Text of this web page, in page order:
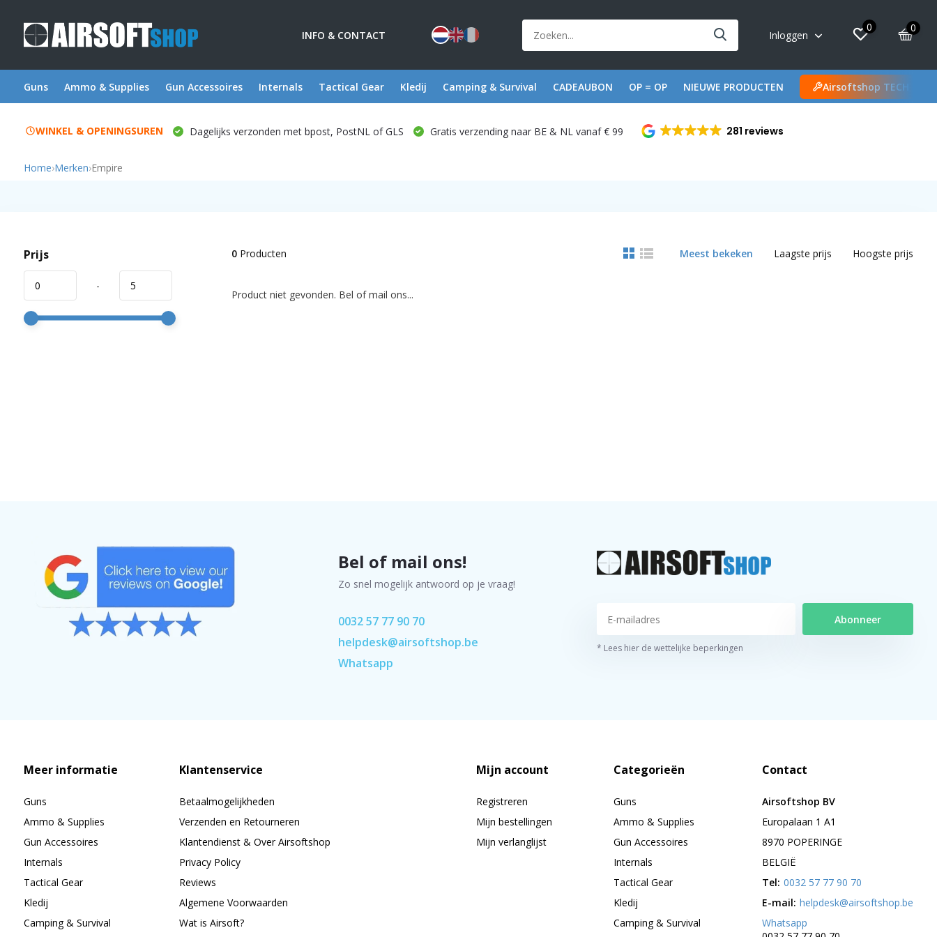
INFO & CONTACT Inloggen
0 0
Guns Ammo & Supplies Gun Accessoires Internals Tactical Gear Kledij Camping & Survival CADEAUBON OP = OP NIEUWE PRODUCTEN Airsoftshop TECH
WINKEL & OPENINGSUREN Dagelijks verzonden met bpost, PostNL of GLS Gratis verzending naar BE & NL vanaf € 99 281 reviews
Home›Merken›Empire
Prijs
-
0Producten Meest bekeken Laagste prijs Hoogste prijs
Product niet gevonden. Bel of mail ons...
Bel of mail ons!
Zo snel mogelijk antwoord op je vraag!
0032 57 77 90 70
helpdesk@airsoftshop.be
Whatsapp
Abonneer
* Lees hier de wettelijke beperkingen
Meer informatie
Guns
Ammo & Supplies
Gun Accessoires
Internals
Tactical Gear
Kledij
Camping & Survival
Klantenservice
Betaalmogelijkheden
Verzenden en Retourneren
Klantendienst & Over Airsoftshop
Privacy Policy
Reviews
Algemene Voorwaarden
Wat is Airsoft?
Mijn account
Registreren
Mijn bestellingen
Mijn verlanglijst
Categorieën
Guns
Ammo & Supplies
Gun Accessoires
Internals
Tactical Gear
Kledij
Camping & Survival
Contact
Airsoftshop BV
Europalaan 1 A1
8970 POPERINGE
BELGIË
Tel: 0032 57 77 90 70
E-mail: helpdesk@airsoftshop.be
Whatsapp